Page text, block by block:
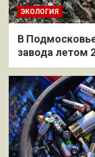
ЭКОЛОГИЯ
В
завода летом